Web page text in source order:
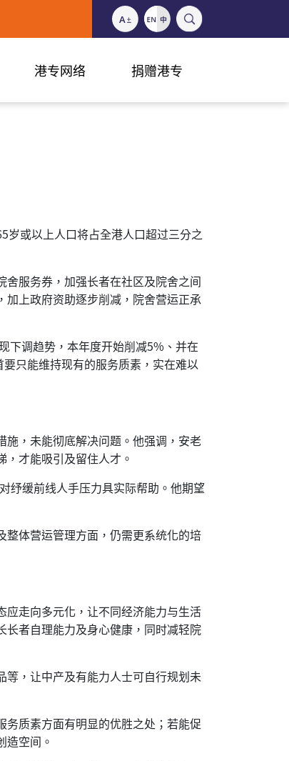
港专网络 捐赠港专
岁或以上人口将占全港人口超过三分之
服务券，加强长者在社区及院舍之间
上政府资助逐步削减，院舍营运正承
调趋势，本年度开始削减5%、并在
只能维持现有的服务质素，实在难以
，未能彻底解决问题。他强调，安老
才能吸引及留住人才。
纾缓前线人手压力具实际帮助。他期望
体营运管理方面，仍需更系统化的培
走向多元化，让不同经济能力与生活
者自理能力及身心健康，同时减轻院
，让中产及有能力人士可自行规划未
质素方面有明显的优胜之处；若能促
空间。